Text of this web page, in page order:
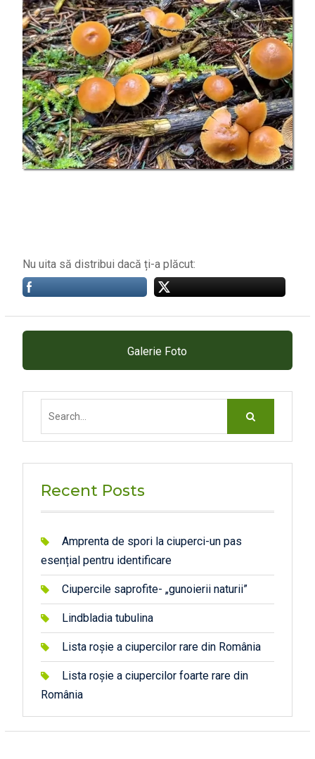
Nu uita să distribui dacă ți-a plăcut:
Galerie Foto
Recent Posts
Amprenta de spori la ciuperci-un pas
esențial pentru identificare
Ciupercile saprofite- „gunoierii naturii”
Lindbladia tubulina
Lista roșie a ciupercilor rare din România
Lista roșie a ciupercilor foarte rare din
România